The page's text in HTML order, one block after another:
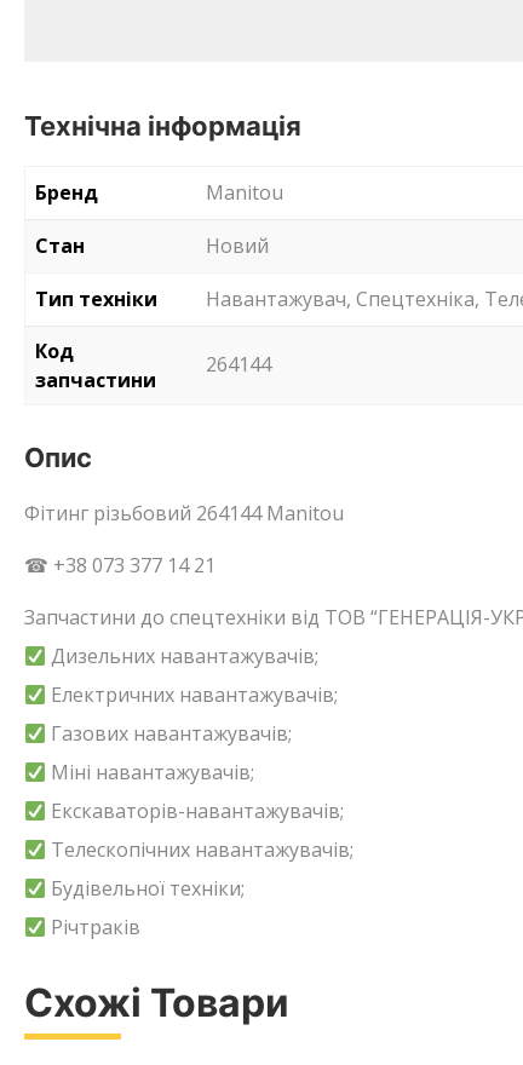
Технічна інформація
Бренд
Manitou
Стан
Новий
Тип техніки
Навантажувач, Спецтехніка,
Код
запчастини
264144
Опис
Фітинг різьбовий 264144 Manitou
☎ +38 073 377 14 21
Запчастини до спецтехніки від ТОВ “ГЕНЕРАЦІЯ-
Дизельних навантажувачів;
Електричних навантажувачів;
Газових навантажувачів;
Міні навантажувачів;
Екскаваторів-навантажувачів;
Телескопічних навантажувачів;
Будівельної техніки;
Річтраків
Схожі Товари